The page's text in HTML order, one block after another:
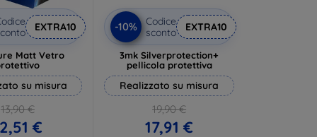
EXTRA10
Matt Vetro
su misura
13,90 €
€
-10%
Codice
sconto
EXTRA10
3mk Silverprotection+
pellicola protettiva
Realizzato su misura
19,90 €
17,91 €